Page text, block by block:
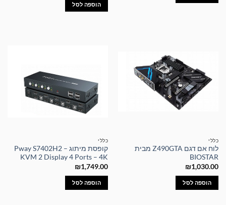
הוספה לסל
כללי
לוח אם דגם Z490GTA מבית
BIOSTAR
₪1,030.00
הוספה לסל
כללי
קופסת מיתוג – Pway S7402H2
KVM 2 Display 4 Ports – 4K
₪1,749.00
הוספה לסל